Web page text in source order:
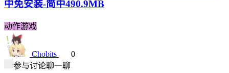
中免安装-简中490.9MB
动作游戏
Chobits
0
参与讨论聊一聊